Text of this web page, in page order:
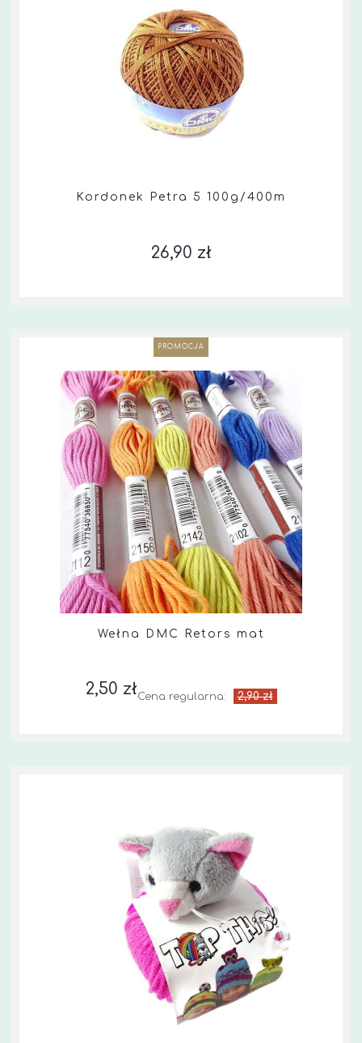
Kordonek Petra 5 100g/400m
26,90 zł
Wełna DMC Retors mat
2,50 złCena regularna: 2,90 zł
PROMOCJA